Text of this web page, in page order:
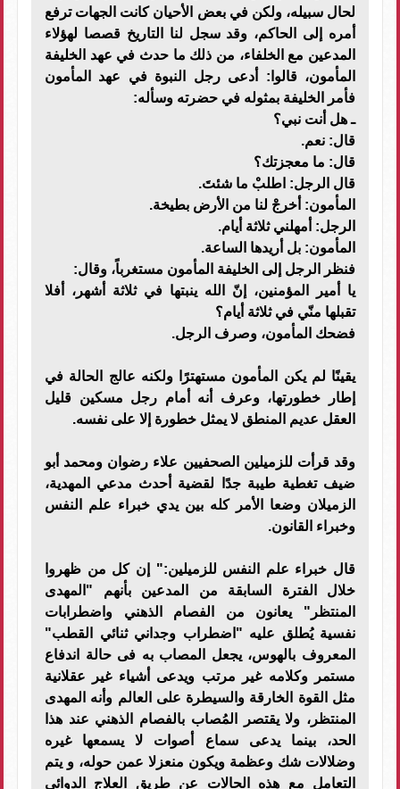
لحال سبيله، ولكن في بعض الأحيان كانت الجهات ترفع
أمره إلى الحاكم، وقد سجل لنا التاريخ قصصا لهؤلاء
المدعين مع الخلفاء، من ذلك ما حدث في عهد الخليفة
المأمون، قالوا: أدعى رجل النبوة في عهد المأمون
فأمر الخليفة بمثوله في حضرته وسأله:
ـ هل أنت نبي؟
قال: نعم.
قال: ما معجزتك؟
قال الرجل: اطلبْ ما شئتَ.
المأمون: أخرجْ لنا من الأرض بطيخة.
الرجل: أمهلني ثلاثة أيام.
المأمون: بل أريدها الساعة.
فنظر الرجل إلى الخليفة المأمون مستغرباً، وقال:
يا أمير المؤمنين، إنّ الله ينبتها في ثلاثة أشهر، أفلا
تقبلها منّي في ثلاثة أيام؟
فضحك المأمون، وصرف الرجل.
يقينًا لم يكن المأمون مستهترًا ولكنه عالج الحالة في
إطار خطورتها، وعرف أنه أمام رجل مسكين قليل
العقل عديم المنطق لا يمثل خطورة إلا على نفسه.
وقد قرأت للزميلين الصحفيين علاء رضوان ومحمد أبو
ضيف تغطية طيبة جدًا لقضية أحدث مدعي المهدية،
الزميلان وضعا الأمر كله بين يدي خبراء علم النفس
وخبراء القانون.
قال خبراء علم النفس للزميلين:" إن كل من ظهروا
خلال الفترة السابقة من المدعين بأنهم "المهدى
المنتظر" يعانون من الفصام الذهني واضطرابات
نفسية يُطلق عليه "اضطراب وجداني ثنائي القطب"
المعروف بالهوس، يجعل المصاب به فى حالة اندفاع
مستمر وكلامه غير مرتب ويدعى أشياء غير عقلانية
مثل القوة الخارقة والسيطرة على العالم وأنه المهدى
المنتظر، ولا يقتصر المُصاب بالفصام الذهني عند هذا
الحد، بينما يدعى سماع أصوات لا يسمعها غيره
وضلالات شك وعظمة ويكون منعزلا عمن حوله، و يتم
التعامل مع هذه الحالات عن طريق العلاج الدوائي